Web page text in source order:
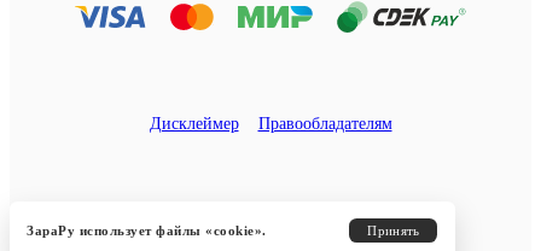
Дисклеймер Правообладателям
ЗараРу использует файлы «cookie».
Принять